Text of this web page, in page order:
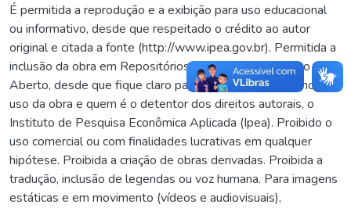
É permitida a reprodução e a exibição para uso educacional
ou informativo, desde que respeitado o crédito ao autor
original e citada a fonte (http://www.ipea.gov.br). Permitida a
inclusão da obra em Repositórios ou Portais de Acesso
Aberto, desde que fique claro para os usuários os termos de
uso da obra e quem é o detentor dos direitos autorais, o
Instituto de Pesquisa Econômica Aplicada (Ipea). Proibido o
uso comercial ou com finalidades lucrativas em qualquer
hipótese. Proibida a criação de obras derivadas. Proibida a
tradução, inclusão de legendas ou voz humana. Para imagens
estáticas e em movimento (vídeos e audiovisuais),